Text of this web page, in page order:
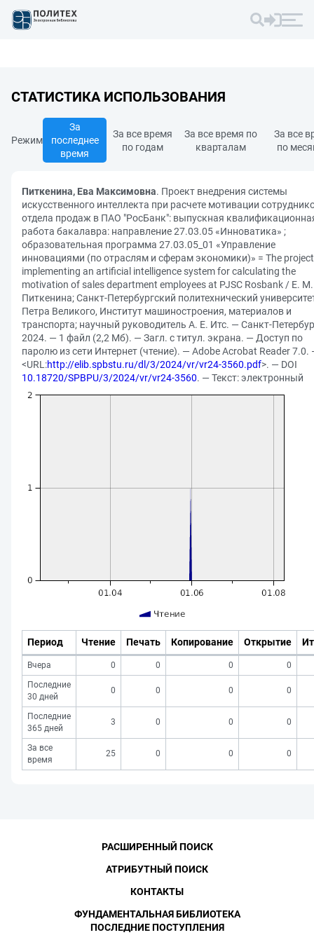
СТАТИСТИКА ИСПОЛЬЗОВАНИЯ
Режим
За
последнее
время
За все время
по годам
За все время по
кварталам
За все
по
Питкенина, Ева Максимовна. Проект внедрения системы
искусственного интеллекта при расчете мотивации
отдела продаж в ПАО "РосБанк": выпускная
работа бакалавра: направление 27.03.05 «Инноватика» ;
образовательная программа 27.03.05_01 «Управление
инновациями (по отраслям и сферам экономики)» = The
implementing an artificial intelligence system for calculating the
motivation of sales department employees at PJSC Rosbank / Е. М.
Питкенина; Санкт-Петербургский политехнический
Петра Великого, Институт машиностроения, материалов и
транспорта; научный руководитель А. Е. Итс. — Санкт-
2024. — 1 файл (2,2 Мб). — Загл. с титул. экрана. — Доступ по
паролю из сети Интернет (чтение). — Adobe Acrobat Reader 7.0.
<URL:http://elib.spbstu.ru/dl/3/2024/vr/vr24-3560.pdf>. — DOI
10.18720/SPBPU/3/2024/vr/vr24-3560. — Текст: электронный
Период Чтение Печать Копирование Открытие
Вчера 0 0 0
0
Последние
30 дней
0 0 0 0
Последние
365 дней
3 0 0 0
За все
время
25 0 0 0
РАСШИРЕННЫЙ ПОИСК
АТРИБУТНЫЙ ПОИСК
КОНТАКТЫ
ФУНДАМЕНТАЛЬНАЯ БИБЛИОТЕКА
ПОСЛЕДНИЕ ПОСТУПЛЕНИЯ